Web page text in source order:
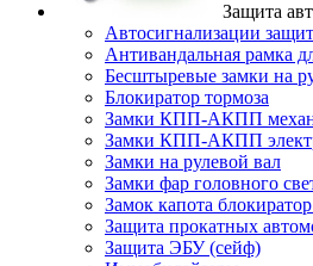
Защита
Автосигнализации
Антивандальная рамка
Бесштыревые замки на
Блокиратор тормоза
Замки КПП-АКПП
Замки КПП-АКПП
Замки на рулевой вал
Замки фар головного
Замок капота
Защита прокатных
Защита ЭБУ (сейф)